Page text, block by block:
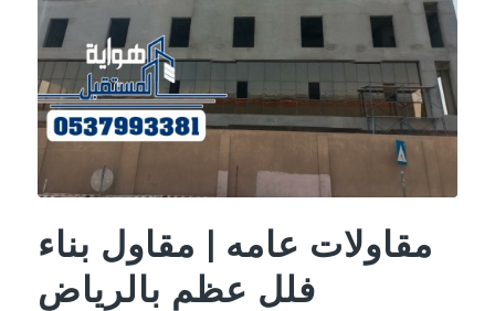
مقاولات عامه | مقاول بناء
فلل عظم بالرياض